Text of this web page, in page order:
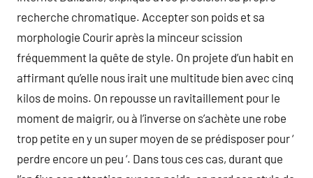
recherche chromatique. Accepter son poids et sa
morphologie Courir après la minceur scission
fréquemment la quête de style. On projete d’un habit en
affirmant qu’elle nous irait une multitude bien avec cinq
kilos de moins. On repousse un ravitaillement pour le
moment de maigrir, ou à l’inverse on s’achète une robe
trop petite en y un super moyen de se prédisposer pour ‘
perdre encore un peu ‘. Dans tous ces cas, durant que